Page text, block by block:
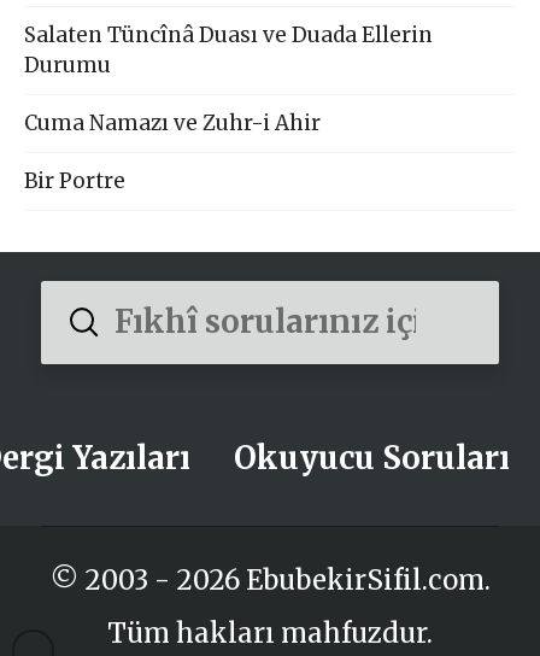
Salaten Tüncînâ Duası ve Duada Ellerin
Durumu
Cuma Namazı ve Zuhr-i Ahir
Bir Portre
Search
Submit
Yazıları Okuyucu Soruları
© 2003 - 2026 EbubekirSifil.com.
Tüm hakları mahfuzdur.